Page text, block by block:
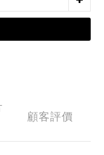
顧客評價